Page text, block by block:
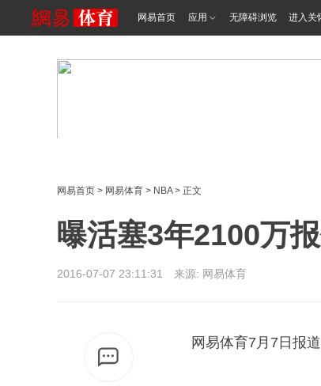
网易首页 应用 无障碍浏览 进入关
网易首页 > 网易体育 > NBA> 正文
曝活塞3年2100万
2016-07-07 23:11:31 来源: 网易体育
网易体育7月7日报道